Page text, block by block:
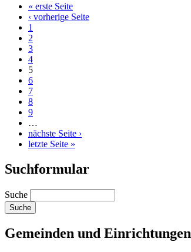
« erste Seite
‹ vorherige Seite
1
2
3
4
5
6
7
8
9
…
nächste Seite ›
letzte Seite »
Suchformular
Suche
Gemeinden und Einrichtungen